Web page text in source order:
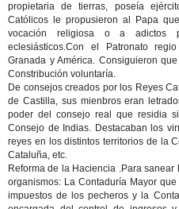
propietaria de tierras, poseía
Católicos le propusieron al Papa
vocación religiosa o a adictos
eclesiásticos.Con el Patronato
Granada y América. Consiguieron
Constribución voluntaría.
De consejos creados por los Reyes
de Castilla, sus mienbros eran
poder del consejo real que residia
Consejo de Indias. Destacaban los
reyes en los distintos territorios de la
Cataluña, etc.
Reforma de la Haciencia .Para
organismos: La Contaduría Mayor
impuestos de los pecheros y la